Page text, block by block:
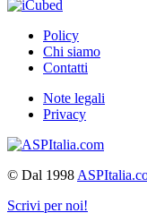
Policy
Chi siamo
Contatti
Note legali
Privacy
© Dal 1998
Scrivi per noi!